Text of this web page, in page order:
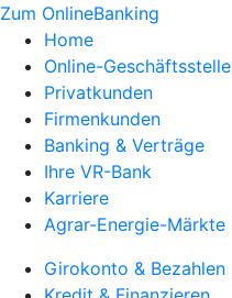
Zum OnlineBanking
Home
Online-Geschäftsstelle
Privatkunden
Firmenkunden
Banking & Verträge
Ihre VR-Bank
Karriere
Agrar-Energie-Märkte
Girokonto & Bezahlen